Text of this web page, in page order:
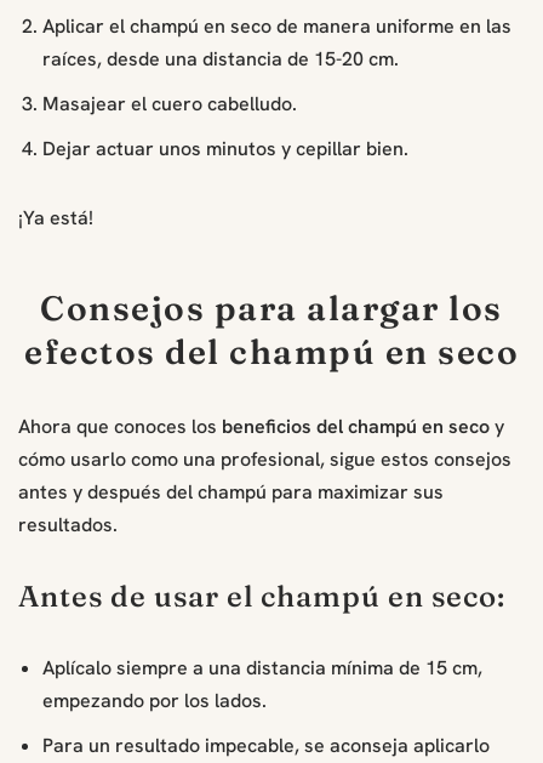
Aplicar el champú en seco de manera uniforme en las
raíces, desde una distancia de 15-20 cm.
Masajear el cuero cabelludo.
Dejar actuar unos minutos y cepillar bien.
¡Ya está!
Consejos para alargar los
efectos del champú en seco
Ahora que conoces los beneficios del champú en secoy
cómo usarlo como una profesional, sigue estos consejos
antes y después del champú para maximizar sus
resultados.
Antes de usar el champú en seco:
Aplícalo siempre a una distancia mínima de 15 cm,
empezando por los lados.
Para un resultado impecable, se aconseja aplicarlo